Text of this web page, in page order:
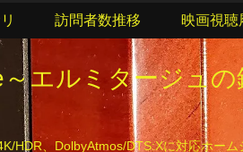
エルミタージュの
HDR、DolbyAtmos/DTS:Xに対応ホーム
訪問者数推移 映画視聴